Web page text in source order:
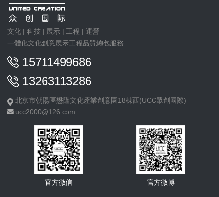
文化 | 科技 | 展示 | 工程 | 運營
一體化文化創意展示工程品質總包服務
15711499686
13263113286
北京市朝陽區懋隆文化產業創意園18棟西(UCC眾創國際)
ucc2000@126.com
官方微信 官方微博